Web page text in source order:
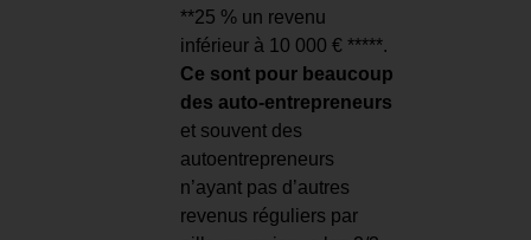
**25 % un revenu
inférieur à 10 000 € *****.
Ce sont pour beaucoup
des auto-entrepreneurs
et souvent des
autoentrepreneurs
n’ayant pas d’autres
revenus réguliers par